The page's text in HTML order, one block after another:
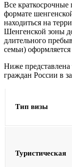
Все
формате
находиться на
Шенгенской зоны
длительного
семьи)
Ниже
граждан России в
Тип визы
Туристическая